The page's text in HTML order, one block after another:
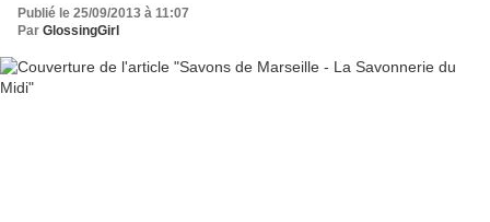
Publié le 25/09/2013 à 11:07
Par GlossingGirl